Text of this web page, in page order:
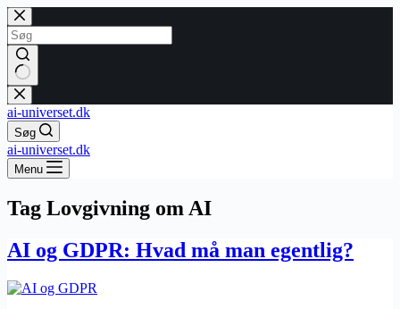
Fortsæt
til
indhold
Ingen
resultater
ai-universet.dk
Søg
ai-universet.dk
Menu
Tag Lovgivning om AI
AI og GDPR: Hvad må man egentlig?